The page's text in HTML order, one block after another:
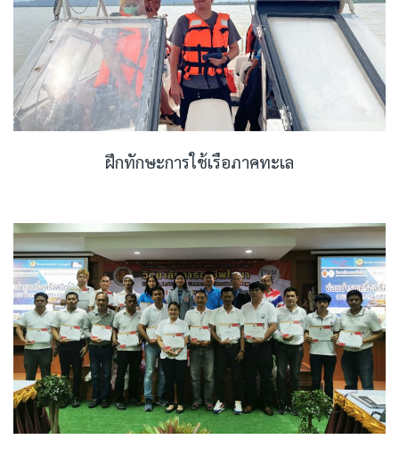
ฝึกทักษะการใช้เรือภาคทะเล